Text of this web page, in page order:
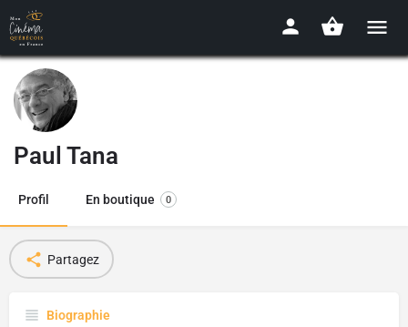
Paul Tana
Profil En boutique 0
Partagez
Biographie